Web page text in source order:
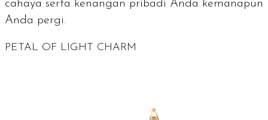
cahaya serta kenangan pribadi Anda kemanapun
Anda pergi.
PETAL OF LIGHT CHARM